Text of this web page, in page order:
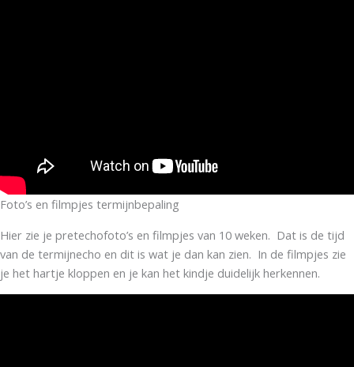
Foto’s en filmpjes termijnbepaling
Hier zie je pretechofoto’s en filmpjes van 10 weken. Dat is de tijd
van de termijnecho en dit is wat je dan kan zien. In de filmpjes zie
je het hartje kloppen en je kan het kindje duidelijk herkennen.